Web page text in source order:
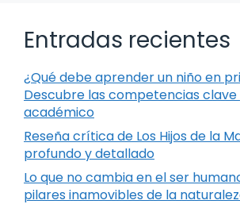
Entradas recientes
¿Qué debe aprender un niño en
Descubre las competencias
académico
Reseña crítica de Los Hijos de la
profundo y detallado
Lo que no cambia en el ser
pilares inamovibles de la